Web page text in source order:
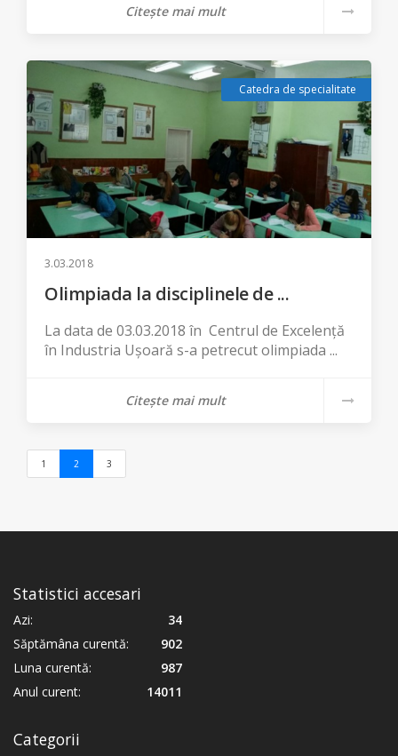
Citește mai mult
Catedra de specialitate
3.03.2018
Olimpiada la disciplinele de ...
La data de 03.03.2018 în Centrul de Excelență
în Industria Ușoară s-a petrecut olimpiada ...
Citește mai mult
1 2 (current)
3
Statistici accesari
Azi:
34
Săptămâna curentă:
902
Luna curentă:
987
Anul curent:
14011
Categorii